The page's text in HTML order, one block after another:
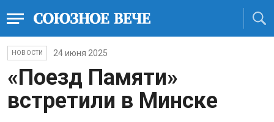
НОВОСТИ 24 июня 2025
«Поезд Памяти»
встретили в Минске